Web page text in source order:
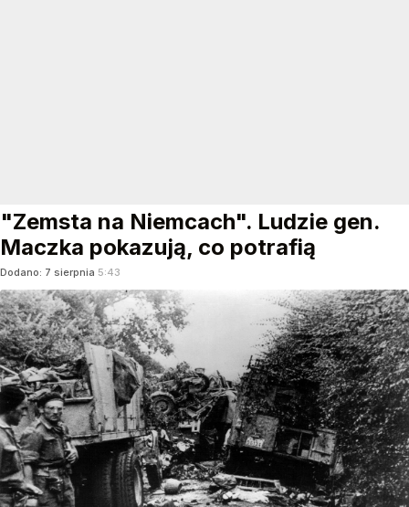
"Zemsta na Niemcach". Ludzie gen.
Maczka pokazują, co potrafią
Dodano: 7 sierpnia 5:43